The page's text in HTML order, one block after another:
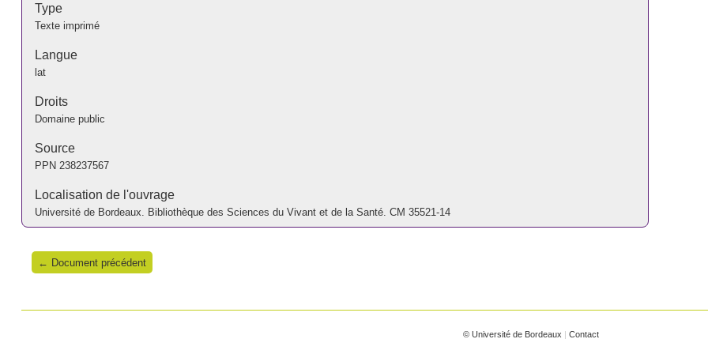
Type
Texte imprimé
Langue
lat
Droits
Domaine public
Source
PPN 238237567
Localisation de l'ouvrage
Université de Bordeaux. Bibliothèque des Sciences du Vivant et de la Santé. CM 35521-14
← Document précédent
© Université de Bordeaux Contact